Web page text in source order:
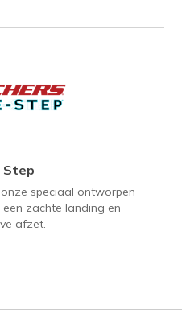
Step
speciaal ontworpen
zachte landing en
afzet.